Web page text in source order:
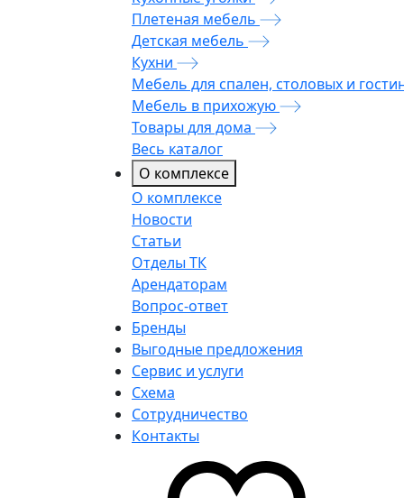
Плетеная мебель
Детская мебель
Кухни
Мебель для спален, столовых и
Мебель в прихожую
Товары для дома
Весь каталог
О комплексе
О комплексе
Новости
Статьи
Отделы ТК
Арендаторам
Вопрос-ответ
Бренды
Выгодные предложения
Сервис и услуги
Схема
Сотрудничество
Контакты